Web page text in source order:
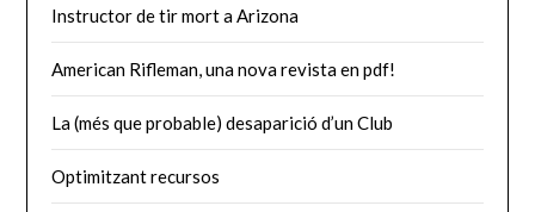
Instructor de tir mort a Arizona
American Rifleman, una nova revista en pdf!
La (més que probable) desaparició d’un Club
Optimitzant recursos